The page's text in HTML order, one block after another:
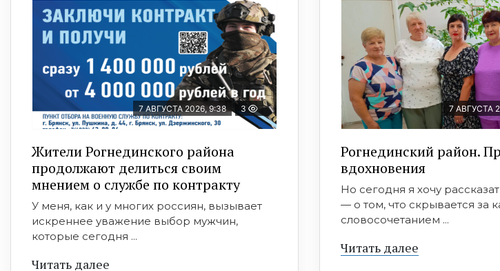
7 АВГУСТА 2026, 9:38 3
Жители Рогнединского района
продолжают делиться своим
мнением о службе по контракту
У меня, как и у многих россиян, вызывает
искреннее уважение выбор мужчин,
которые сегодня ...
Читать далее
7 АВГУСТА
Рогнединский район.
вдохновения
Но сегодня я хочу
— о том, что скрывается за
словосочетанием ...
Читать далее